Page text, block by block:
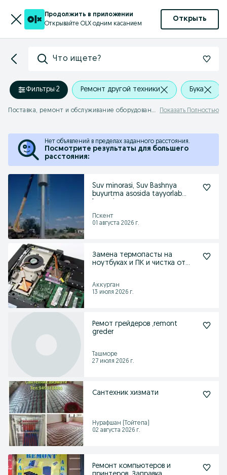
Продолжить в приложении
Открывайте OLX одним касанием
Открыть
Что ищете?
Фильтры·2 Ремонт другой техники Бука
Поставка, ремонт и обслуживание оборудования Бука Показать Полностью
Нет объявлений в пределах заданного расстояния.
Посмотрите результаты для большего
расстояния:
Suv minorasi, Suv Bashnya
buyurtma asosida tayyorlab
Пскент
01 августа 2026 г.
Замена термопасты на
ноутбуках и ПК и чистка от
Аккурган
13 июля 2026 г.
Ремот грейдеров ,remont
greder
Ташморе
27 июля 2026 г.
Сантехник хизмати
Нурафшан (Тойтепа)
02 августа 2026 г.
Ремонт компьютеров и